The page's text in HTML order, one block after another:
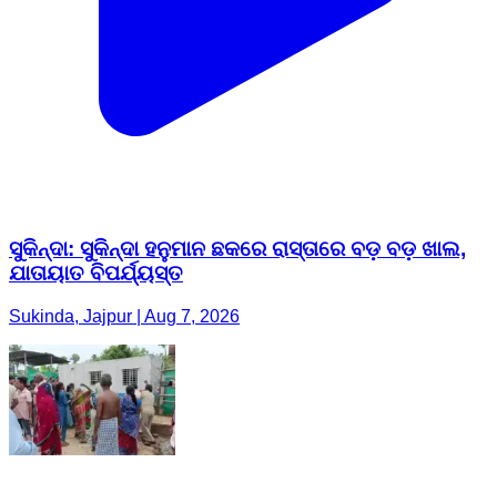
ସୁକିନ୍ଦା: ସୁକିନ୍ଦା ହନୁମାନ ଛକରେ ରାସ୍ତାରେ ବଡ଼ ବଡ଼ ଖାଲ,
ଯାତାୟାତ ବିପର୍ଯ୍ୟସ୍ତ
Sukinda, Jajpur | Aug 7, 2026